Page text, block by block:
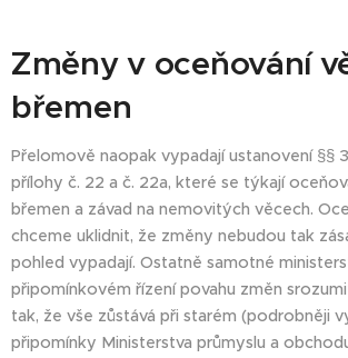
Změny v oceňování
břemen
Přelomově naopak vypadají ustanovení §§
přílohy č. 22 a č. 22a, které se týkají
břemen a závad na nemovitých věcech.
chceme uklidnit, že změny nebudou tak
pohled vypadají. Ostatně samotné
připomínkovém řízení povahu změn
tak, že vše zůstává při starém (podrobněji
připomínky Ministerstva průmyslu a